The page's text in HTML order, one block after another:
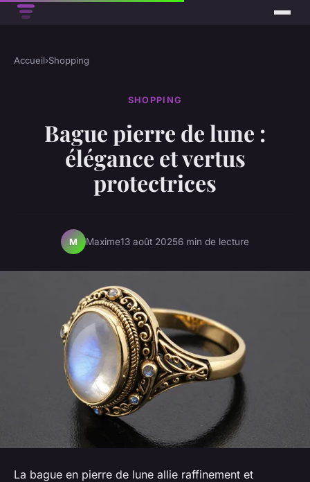
Accueil›Shopping
SHOPPING
Bague pierre de lune :
élégance et vertus
protectrices
M Maxime13 août 20256 min de lecture
La bague en pierre de lune allie raffinement et